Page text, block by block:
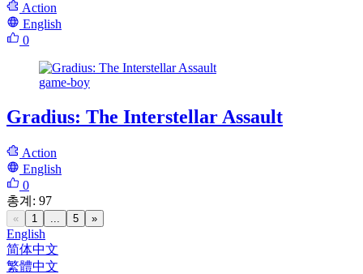
Action
English
0
game-boy
Gradius: The Interstellar Assault
Action
English
0
총계 : 97
« 1 5 »
English
简体中文
繁體中文